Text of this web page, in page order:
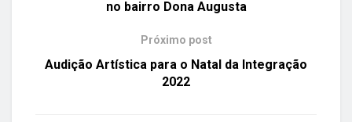
no bairro Dona Augusta
Próximo post
Audição Artística para o Natal da Integração
2022